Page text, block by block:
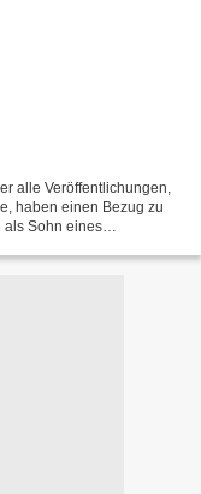
alle Veröffentlichungen,
haben einen Bezug zu
als Sohn eines